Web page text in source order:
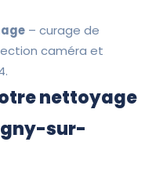
– curage de
caméra et
nettoyage
sur-